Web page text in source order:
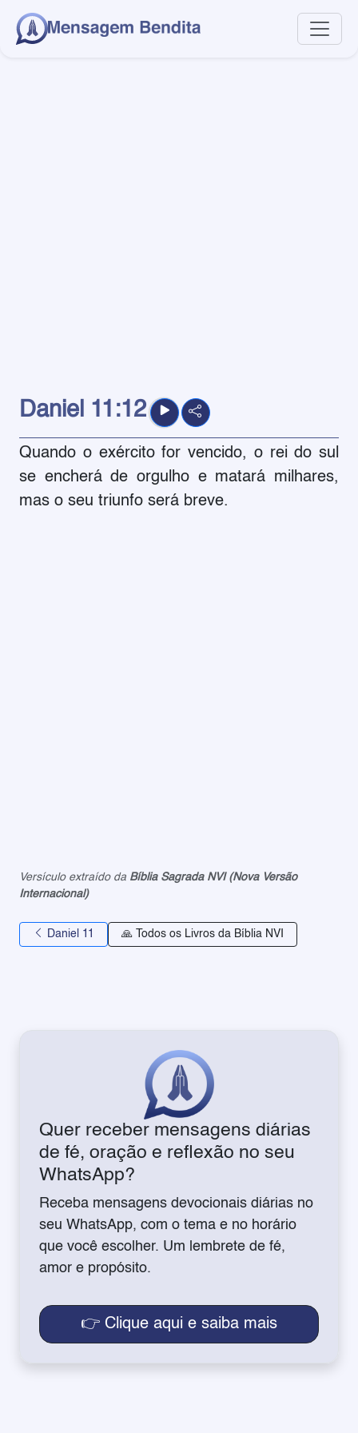
Daniel 11:12
Quando o exército for vencido, o rei do sul
se encherá de orgulho e matará milhares,
mas o seu triunfo será breve.
Versículo extraído da Bíblia Sagrada NVI (Nova Versão
Internacional)
Daniel 11 🙏 Todos os Livros da Bíblia NVI
Quer receber mensagens diárias
de fé, oração e reflexão no seu
WhatsApp?
Receba mensagens devocionais diárias no
seu WhatsApp, com o tema e no horário
que você escolher. Um lembrete de fé,
amor e propósito.
👉 Clique aqui e saiba mais